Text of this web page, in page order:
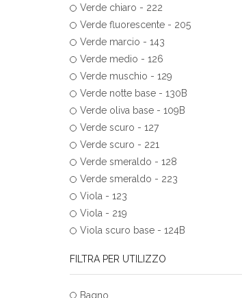
Verde chiaro - 222
Verde fluorescente - 205
Verde marcio - 143
Verde medio - 126
Verde muschio - 129
Verde notte base - 130B
Verde oliva base - 109B
Verde scuro - 127
Verde scuro - 221
Verde smeraldo - 128
Verde smeraldo - 223
Viola - 123
Viola - 219
Viola scuro base - 124B
FILTRA PER UTILIZZO
Bagno